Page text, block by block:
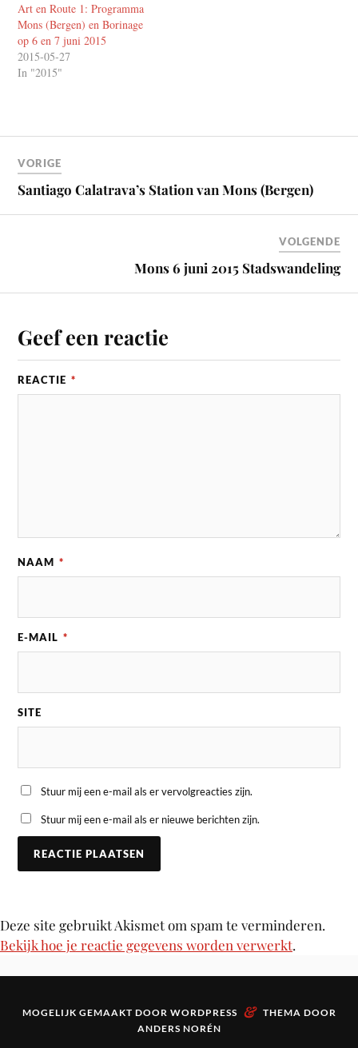
Art en Route 1: Programma
Mons (Bergen) en Borinage
op 6 en 7 juni 2015
2015-05-27
In "2015"
VORIGE
Santiago Calatrava’s Station van Mons (Bergen)
VOLGENDE
Mons 6 juni 2015 Stadswandeling
Geef een reactie
REACTIE *
NAAM *
E-MAIL *
SITE
Stuur mij een e-mail als er vervolgreacties zijn.
Stuur mij een e-mail als er nieuwe berichten zijn.
Deze site gebruikt Akismet om spam te verminderen.
Bekijk hoe je reactie gegevens worden verwerkt.
MOGELIJK GEMAAKT DOOR WORDPRESS & THEMA DOOR
ANDERS NORÉN